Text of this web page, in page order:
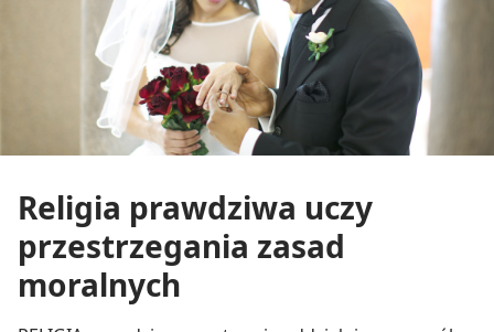
Religia prawdziwa uczy
przestrzegania zasad
moralnych